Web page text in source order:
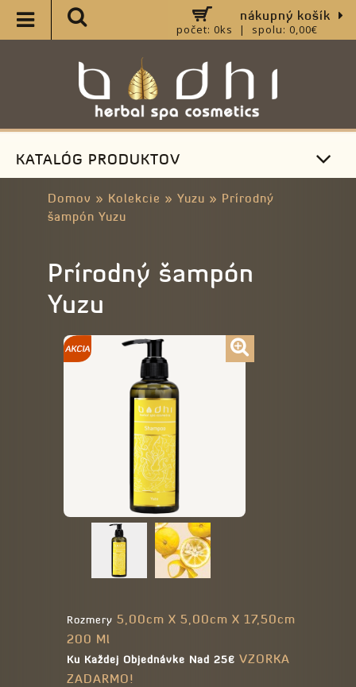
nákupný košík
počet: 0ks | spolu: 0,00€
KATALÓG PRODUKTOV
Domov » Kolekcie » Yuzu » Prírodný
šampón Yuzu
Prírodný šampón
Yuzu
Rozmery 5,00cm X 5,00cm X 17,50cm
200 Ml
Ku Každej Objednávke Nad 25€ VZORKA
ZADARMO!